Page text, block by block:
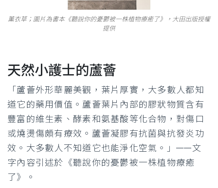
薰衣草；圖片為書本《聽說你的憂鬱被一株植物療癒了》，大田出版授權
提供
天然小護士的蘆薈
「蘆薈外形華麗美觀，葉片厚實，大多數人都知
道它的藥用價值。蘆薈葉片內部的膠狀物質含有
豐富的維生素、酵素和氨基酸等化合物，對傷口
或燒燙傷頗有療效。蘆薈凝膠有抗菌與抗發炎功
效。大多數人不知道它也能淨化空氣。」——文
字內容引述於《聽說你的憂鬱被一株植物療癒
了》。